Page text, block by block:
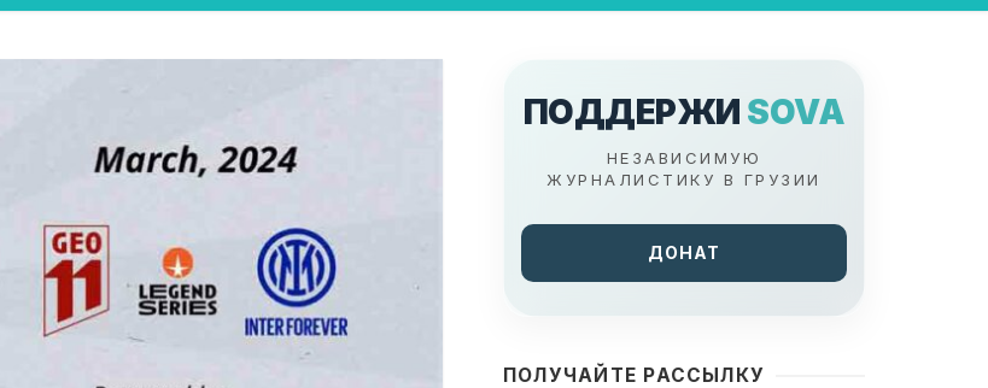
ПОДДЕРЖИ SOVA
НЕЗАВИСИМУЮ
ЖУРНАЛИСТИКУ В ГРУЗИИ
ДОНАТ
ПОЛУЧАЙТЕ РАССЫЛКУ